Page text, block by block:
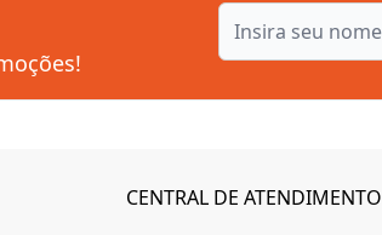
CENTRAL DE ATENDIMENTO